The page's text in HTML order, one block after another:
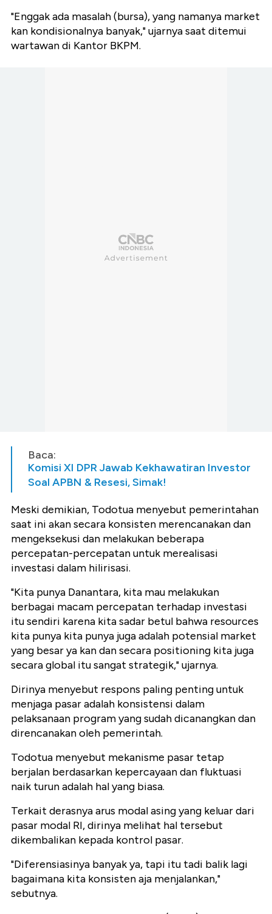
"Enggak ada masalah (bursa), yang namanya market
kan kondisionalnya banyak," ujarnya saat ditemui
wartawan di Kantor BKPM.
Baca:
Komisi XI DPR Jawab Kekhawatiran Investor
Soal APBN & Resesi, Simak!
Meski demikian, Todotua menyebut pemerintahan
saat ini akan secara konsisten merencanakan dan
mengeksekusi dan melakukan beberapa
percepatan-percepatan untuk merealisasi
investasi dalam hilirisasi.
"Kita punya Danantara, kita mau melakukan
berbagai macam percepatan terhadap investasi
itu sendiri karena kita sadar betul bahwa resources
kita punya kita punya juga adalah potensial market
yang besar ya kan dan secara positioning kita juga
secara global itu sangat strategik," ujarnya.
Dirinya menyebut respons paling penting untuk
menjaga pasar adalah konsistensi dalam
pelaksanaan program yang sudah dicanangkan dan
direncanakan oleh pemerintah.
Todotua menyebut mekanisme pasar tetap
berjalan berdasarkan kepercayaan dan fluktuasi
naik turun adalah hal yang biasa.
Terkait derasnya arus modal asing yang keluar dari
pasar modal RI, dirinya melihat hal tersebut
dikembalikan kepada kontrol pasar.
"Diferensiasinya banyak ya, tapi itu tadi balik lagi
bagaimana kita konsisten aja menjalankan,"
sebutnya.